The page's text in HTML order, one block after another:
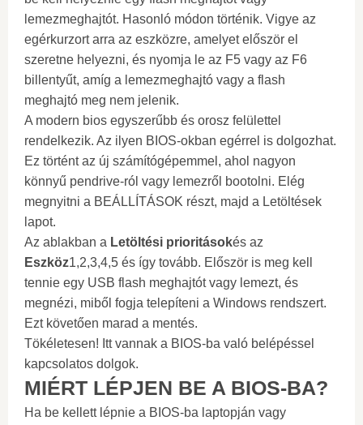
lemezmeghajtót. Hasonló módon történik. Vigye az
egérkurzort arra az eszközre, amelyet először el
szeretne helyezni, és nyomja le az F5 vagy az F6
billentyűt, amíg a lemezmeghajtó vagy a flash
meghajtó meg nem jelenik.
A modern bios egyszerűbb és orosz felülettel
rendelkezik. Az ilyen BIOS-okban egérrel is dolgozhat.
Ez történt az új számítógépemmel, ahol nagyon
könnyű pendrive-ról vagy lemezről bootolni. Elég
megnyitni a BEÁLLÍTÁSOK részt, majd a Letöltések
lapot.
Az ablakban a Letöltési prioritásokés az
Eszköz1,2,3,4,5 és így tovább. Először is meg kell
tennie egy USB flash meghajtót vagy lemezt, és
megnézi, miből fogja telepíteni a Windows rendszert.
Ezt követően marad a mentés.
Tökéletesen! Itt vannak a BIOS-ba való belépéssel
kapcsolatos dolgok.
MIÉRT LÉPJEN BE A BIOS-BA?
Ha be kellett lépnie a BIOS-ba laptopján vagy